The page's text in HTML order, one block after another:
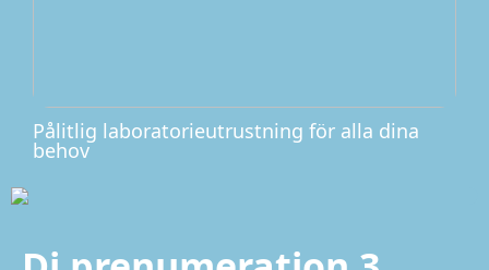
Pålitlig laboratorieutrustning för alla dina
behov